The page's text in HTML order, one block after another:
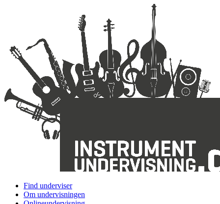
Find underviser
Om undervisningen